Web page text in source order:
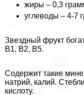
жиры – 0,3
углеводы – 4-7
Звездный фрукт
В1, В2, В5.
Содержит такие
натрий, калий.
кислоту.